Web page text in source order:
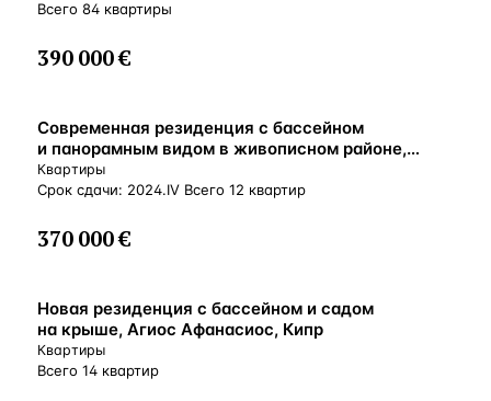
Всего 84 квартиры
390 000 €
ВНЖ
Современная резиденция с бассейном
и панорамным видом в живописном районе,
Лимассол, Кипр
Квартиры
Срок сдачи: 2024.IV Всего 12 квартир
370 000 €
ВНЖ
Новая резиденция с бассейном и садом
на крыше, Агиос Афанасиос, Кипр
Квартиры
Всего 14 квартир